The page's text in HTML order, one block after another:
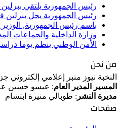
رئيس الجمهورية يلتقي ببرلين
رئيس الجمهورية يحل ببرلين
باسم رئيس الجمهورية,
وزارة الداخلية والجماعات
الأمن الوطني ينظم يوما
من نحن
النخبة نيوز منبر إعلامي إلكتروني
المسير المدير العام: عيسو حسين
مديرة النشر : طوبالي منيرة ابتسام
صفحات